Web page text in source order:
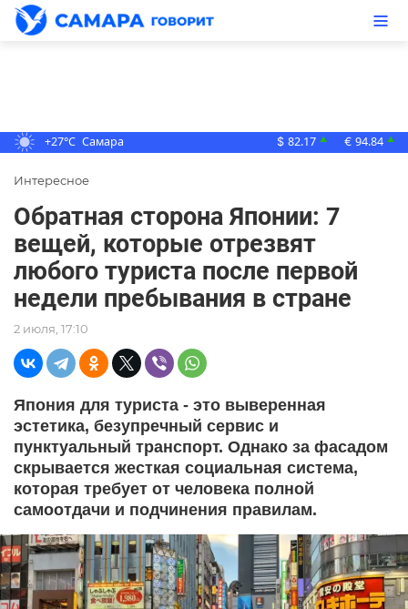
+27°C Самара $ 82.17 ▲ € 94.84 ▲
Интересное
Обратная сторона Японии: 7
вещей, которые отрезвят
любого туриста после первой
недели пребывания в стране
2 июля, 17:10
Япония для туриста - это выверенная
эстетика, безупречный сервис и
пунктуальный транспорт. Однако за фасадом
скрывается жесткая социальная система,
которая требует от человека полной
самоотдачи и подчинения правилам.